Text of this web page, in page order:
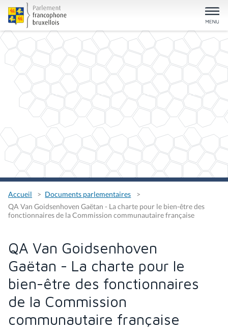
Accueil
Documents parlementaires
QA Van Goidsenhoven Gaëtan - La charte pour le bien-être des
fonctionnaires de la Commission communautaire française
QA Van Goidsenhoven
Gaëtan - La charte pour le
bien-être des fonctionnaires
de la Commission
communautaire française